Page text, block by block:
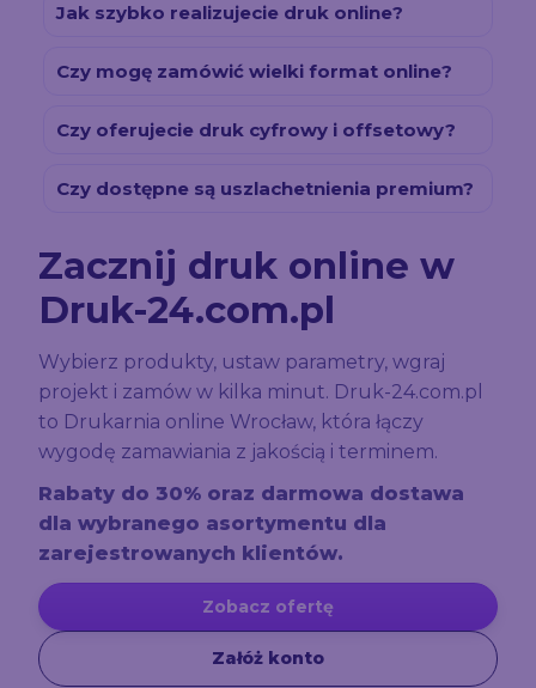
Jak szybko realizujecie druk online?
Czy mogę zamówić wielki format online?
Czy oferujecie druk cyfrowy i offsetowy?
Czy dostępne są uszlachetnienia premium?
Zacznij druk online w
Druk-24.com.pl
Wybierz produkty, ustaw parametry, wgraj
projekt i zamów w kilka minut. Druk-24.com.pl
to Drukarnia online Wrocław, która łączy
wygodę zamawiania z jakością i terminem.
Rabaty do 30% oraz darmowa dostawa
dla wybranego asortymentu dla
zarejestrowanych klientów.
Zobacz ofertę
Załóż konto